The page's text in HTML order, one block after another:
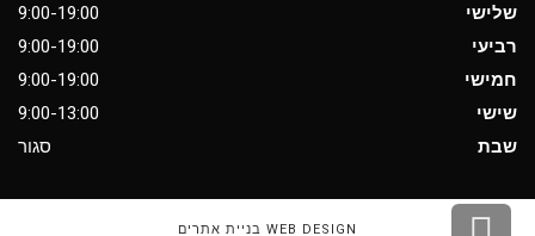
שלישי
9:00-19:00
רביעי
9:00-19:00
חמישי
9:00-19:00
שישי
9:00-13:00
שבת
סגור
WEB DESIGN בניית אתרים